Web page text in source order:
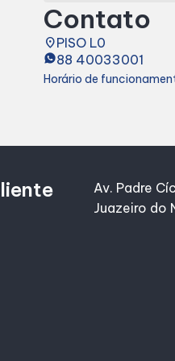
Contato
placePISO L0
88 40033001
Horário de
Av. Padre
Juazeiro do